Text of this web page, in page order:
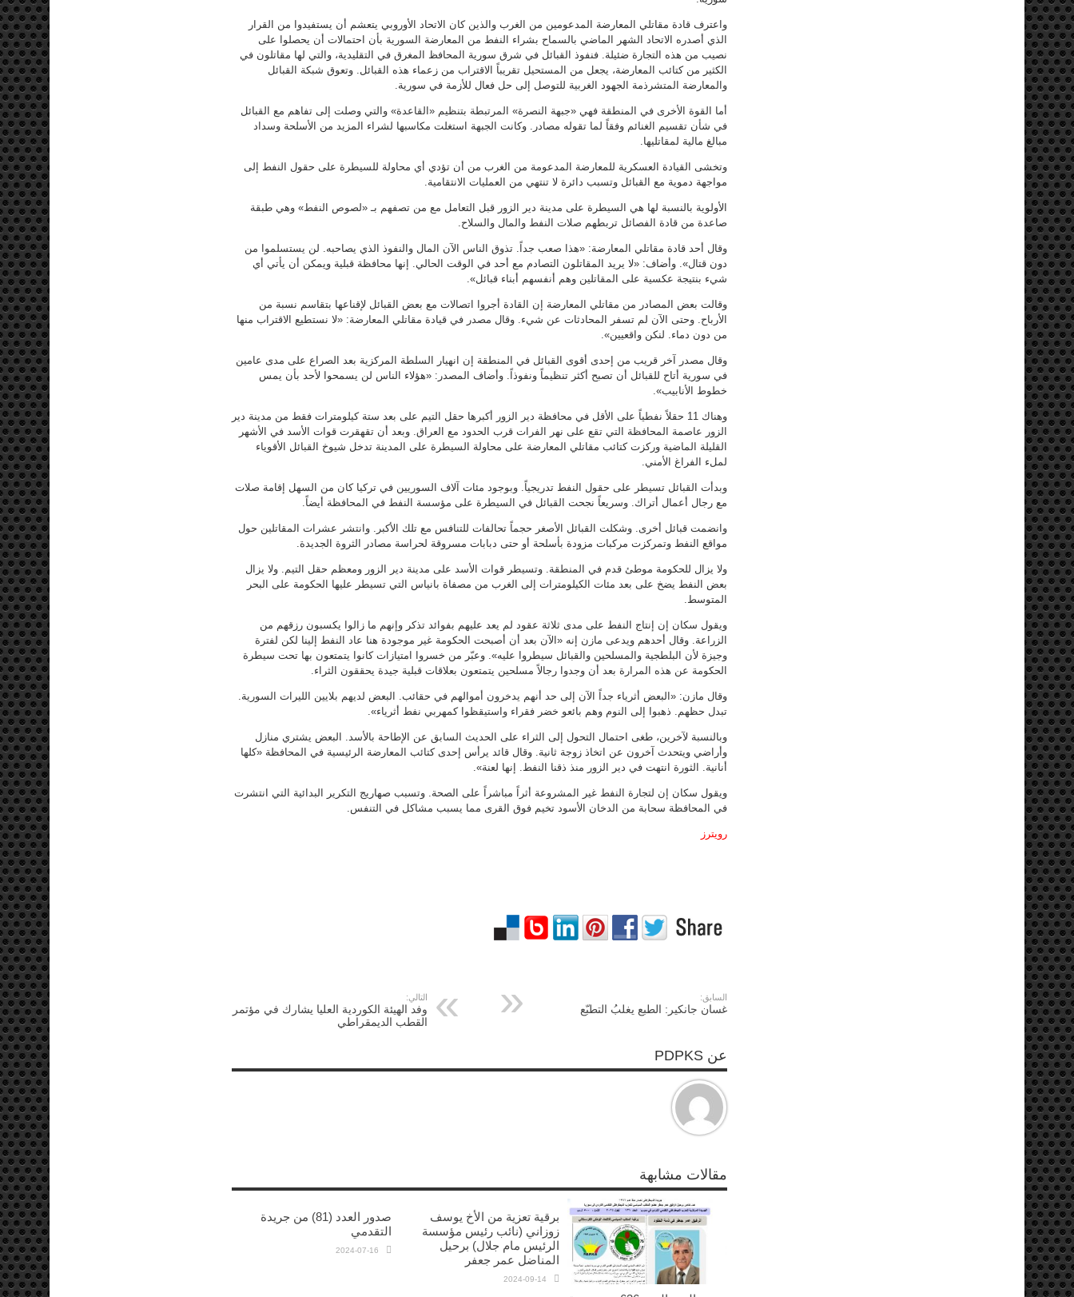
واعترف قادة مقاتلي المعارضة المدعومين من الغرب والذين كان الاتحاد الأوروبي يتعشم أن يستفيدوا من القرار
الذي أصدره الاتحاد الشهر الماضي بالسماح بشراء النفط من المعارضة السورية بأن احتمالات أن يحصلوا على
نصيب من هذه التجارة ضئيلة. فنفوذ القبائل في شرق سورية المحافظ المغرق في التقليدية، والتي لها مقاتلون في
الكثير من كتائب المعارضة، يجعل من المستحيل تقريباً الاقتراب من زعماء هذه القبائل. وتعوق شبكة القبائل
والمعارضة المتشرذمة الجهود الغربية للتوصل إلى حل فعال للأزمة في سورية.
أما القوة الأخرى في المنطقة فهي «جبهة النصرة» المرتبطة بتنظيم «القاعدة» والتي وصلت إلى تفاهم مع القبائل
في شأن تقسيم الغنائم وفقاً لما تقوله مصادر. وكانت الجبهة استغلت مكاسبها لشراء المزيد من الأسلحة وسداد
مبالغ مالية لمقاتليها.
وتخشى القيادة العسكرية للمعارضة المدعومة من الغرب من أن تؤدي أي محاولة للسيطرة على حقول النفط إلى
مواجهة دموية مع القبائل وتسبب دائرة لا تنتهي من العمليات الانتقامية.
الأولوية بالنسبة لها هي السيطرة على مدينة دير الزور قبل التعامل مع من تصفهم بـ «لصوص النفط» وهي طبقة
صاعدة من قادة الفصائل تربطهم صلات النفط والمال والسلاح.
وقال أحد قادة مقاتلي المعارضة: «هذا صعب جداً. تذوق الناس الآن المال والنفوذ الذي يصاحبه. لن يستسلموا من
دون قتال». وأضاف: «لا يريد المقاتلون التصادم مع أحد في الوقت الحالي. إنها محافظة قبلية ويمكن أن يأتي أي
شيء بنتيجة عكسية على المقاتلين وهم أنفسهم أبناء قبائل».
وقالت بعض المصادر من مقاتلي المعارضة إن القادة أجروا اتصالات مع بعض القبائل لإقناعها بتقاسم نسبة من
الأرباح. وحتى الآن لم تسفر المحادثات عن شيء. وقال مصدر في قيادة مقاتلي المعارضة: «لا نستطيع الاقتراب منها
من دون دماء. لنكن واقعيين».
وقال مصدر آخر قريب من إحدى أقوى القبائل في المنطقة إن انهيار السلطة المركزية بعد الصراع على مدى عامين
في سورية أتاح للقبائل أن تصبح أكثر تنظيماً ونفوذاً. وأضاف المصدر: «هؤلاء الناس لن يسمحوا لأحد بأن يمس
خطوط الأنابيب».
وهناك 11 حقلاً نفطياً على الأقل في محافظة دير الزور أكبرها حقل التيم على بعد ستة كيلومترات فقط من مدينة دير
الزور عاصمة المحافظة التي تقع على نهر الفرات قرب الحدود مع العراق. وبعد أن تقهقرت قوات الأسد في الأشهر
القليلة الماضية وركزت كتائب مقاتلي المعارضة على محاولة السيطرة على المدينة تدخل شيوخ القبائل الأقوياء
لملء الفراغ الأمني.
وبدأت القبائل تسيطر على حقول النفط تدريجياً. وبوجود مئات آلاف السوريين في تركيا كان من السهل إقامة صلات
مع رجال أعمال أتراك. وسريعاً نجحت القبائل في السيطرة على مؤسسة النفط في المحافظة أيضاً.
وانضمت قبائل أخرى. وشكلت القبائل الأصغر حجماً تحالفات للتنافس مع تلك الأكبر. وانتشر عشرات المقاتلين حول
مواقع النفط وتمركزت مركبات مزودة بأسلحة أو حتى دبابات مسروقة لحراسة مصادر الثروة الجديدة.
ولا يزال للحكومة موطئ قدم في المنطقة. وتسيطر قوات الأسد على مدينة دير الزور ومعظم حقل التيم. ولا يزال
بعض النفط يضخ على بعد مئات الكيلومترات إلى الغرب من مصفاة بانياس التي تسيطر عليها الحكومة على البحر
المتوسط.
ويقول سكان إن إنتاج النفط على مدى ثلاثة عقود لم يعد عليهم بفوائد تذكر وإنهم ما زالوا يكسبون رزقهم من
الزراعة. وقال أحدهم ويدعى مازن إنه «الآن بعد أن أصبحت الحكومة غير موجودة هنا عاد النفط إلينا لكن لفترة
وجيزة لأن البلطجية والمسلحين والقبائل سيطروا عليه». وعبّر من خسروا امتيازات كانوا يتمتعون بها تحت سيطرة
الحكومة عن هذه المرارة بعد أن وجدوا رجالاً مسلحين يتمتعون بعلاقات قبلية جيدة يحققون الثراء.
وقال مازن: «البعض أثرياء جداً الآن إلى حد أنهم يدخرون أموالهم في حقائب. البعض لديهم بلايين الليرات السورية.
تبدل حظهم. ذهبوا إلى النوم وهم بائعو خضر فقراء واستيقظوا كمهربي نفط أثرياء».
وبالنسبة لآخرين، طغى احتمال التحول إلى الثراء على الحديث السابق عن الإطاحة بالأسد. البعض يشتري منازل
وأراضي ويتحدث آخرون عن اتخاذ زوجة ثانية. وقال قائد يرأس إحدى كتائب المعارضة الرئيسية في المحافظة «كلها
أنانية. الثورة انتهت في دير الزور منذ ذقنا النفط. إنها لعنة».
ويقول سكان إن لتجارة النفط غير المشروعة أثراً مباشراً على الصحة. وتسبب صهاريج التكرير البدائية التي انتشرت
في المحافظة سحابة من الدخان الأسود تخيم فوق القرى مما يسبب مشاكل في التنفس.
رويترز
السابق:
غسان جانكير: الطبع يغلبُ التطبّع
التالي:
وفد الهيئة الكوردية العليا يشارك في مؤتمر
القطب الديمقراطي
عن PDPKS
مقالات مشابهة
برقية تعزية من الأخ يوسف
زوزاني (نائب رئيس مؤسسة
الرئيس مام جلال) برحيل
المناضل عمر جعفر
2024-09-14
صدور العدد (81) من جريدة
التقدمي
2024-07-16